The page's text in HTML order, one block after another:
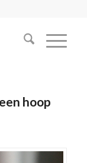
hoop